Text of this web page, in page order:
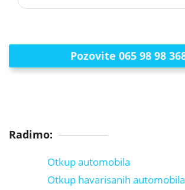
Pozovite 065 98 98
Radimo:
Otkup automobila
Otkup havarisanih